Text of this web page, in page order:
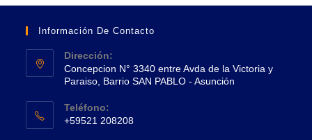
Información De Contacto
Dirección:
Concepcion N° 3340 entre Avda de la Victoria y
Paraiso, Barrio SAN PABLO - Asunción
abre
Teléfono:
+59521 208208